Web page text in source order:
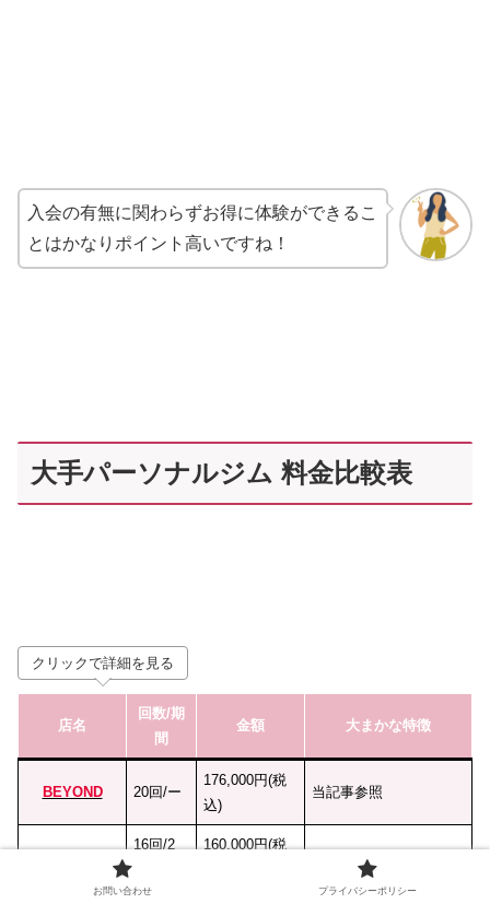
入会の有無に関わらずお得に体験ができるこ
とはかなりポイント高いですね！
大手パーソナルジム 料金比較表
クリックで詳細を見る
店名
回数/期
間
金額 大まかな特徴
BEYOND 20回/ー
176,000円(税
込)
当記事参照
16回/2
160,000円(税
無理のないゆるトレ
お問い合わせ プライバシーポリシー